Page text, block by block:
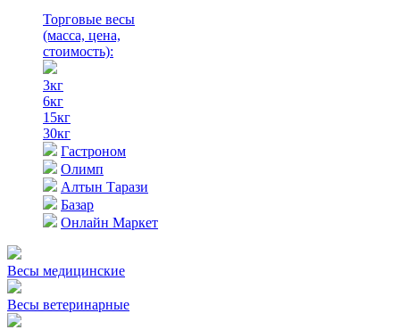
Торговые весы
(масса, цена,
стоимость):
3кг
6кг
15кг
30кг
Гастроном
Олимп
Алтын Тарази
Базар
Онлайн Маркет
Весы медицинские
Весы ветеринарные